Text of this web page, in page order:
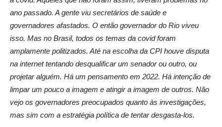
ano passado. A gente viu secretários de saúde e
governadores afastados. O então governador do Rio viveu
isso. Mas no Brasil, todos os temas da covid foram
amplamente politizados. Até na escolha da CPI houve disputa
na internet tentando desqualificar um senador ou outro, ou
projetar alguém. Há um pensamento em 2022. Há intenção de
limpar um pouco a imagem e atingir a imagem de outros. Não
vejo os governadores preocupados quanto às investigações,
mas sim com a estratégia política de tentar desgasta-los.